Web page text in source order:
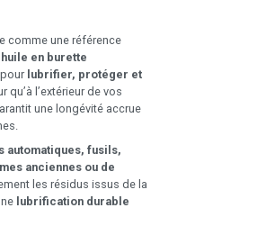
comme une référence
huile en burette
lubrifier, protéger et
qu’à l’extérieur de vos
une longévité accrue
automatiques, fusils,
anciennes ou de
les résidus issus de la
lubrification durable